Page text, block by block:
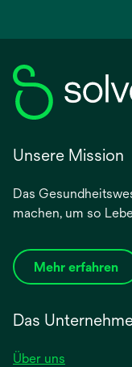
Unsere Mission
Das
machen, um so
Mehr erfahren
Das
Über uns